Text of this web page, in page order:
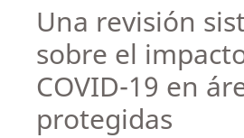
Una revisión
sobre el
COVID-19 en
protegidas